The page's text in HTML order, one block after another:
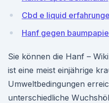
Cbd e liquid
Hanf gegen
Sie können die Hanf –
ist eine meist einjährige
Umweltbedingungen
unterschiedliche